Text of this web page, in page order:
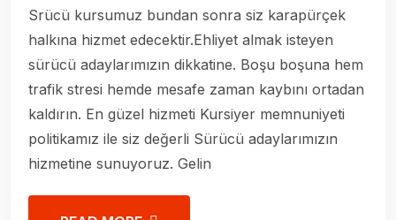
Srücü kursumuz bundan sonra siz karapürçek
halkına hizmet edecektir.Ehliyet almak isteyen
sürücü adaylarımızın dikkatine. Boşu boşuna hem
trafik stresi hemde mesafe zaman kaybını ortadan
kaldırın. En güzel hizmeti Kursiyer memnuniyeti
politikamız ile siz değerli Sürücü adaylarımızın
hizmetine sunuyoruz. Gelin